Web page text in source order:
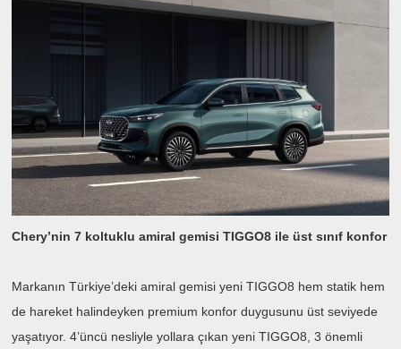
Chery’nin 7 koltuklu amiral gemisi TIGGO8 ile üst sınıf konfor
Markanın Türkiye’deki amiral gemisi yeni TIGGO8 hem statik hem
de hareket halindeyken premium konfor duygusunu üst seviyede
yaşatıyor. 4’üncü nesliyle yollara çıkan yeni TIGGO8, 3 önemli